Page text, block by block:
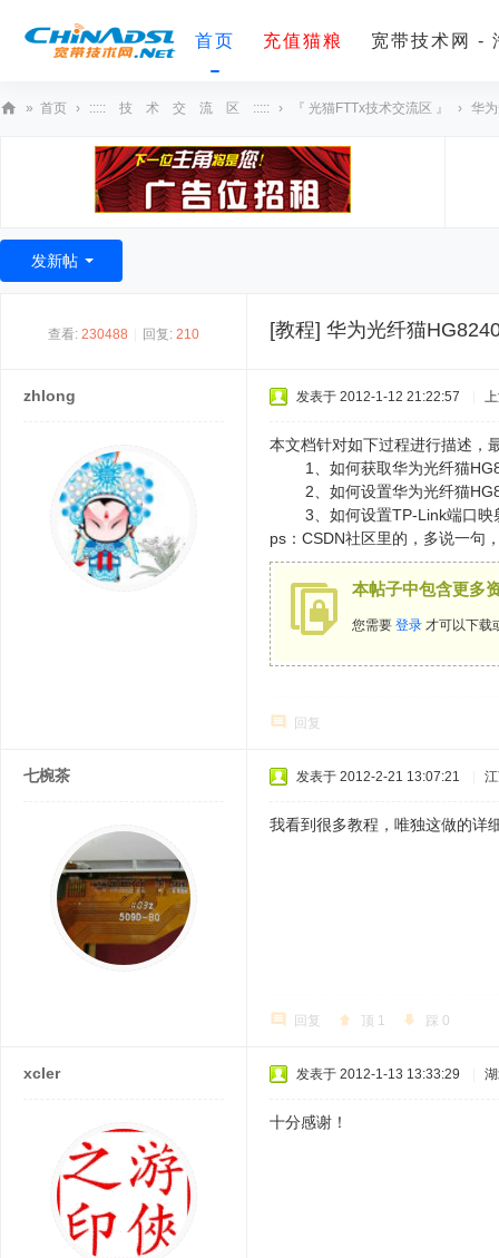
首页 充值猫粮 宽带技术网 -
术
» 首页 › ::::: 技 术 交 流 区 ::::: › 『 光猫FTTx技术交流区 』 › 华
发新帖
查看: 230488 回复: 210 [教程] 华为光纤猫
zhlong 发表于 2012-1-12 21:22:57
本文档针对如下过程进行描述
1、如何获取华为光纤猫
2、如何设置华为光纤猫
3、如何设置TP-Link端口映射
ps：CSDN社区里的，多说一句
本帖子中包含更多
您需要 登录 才可以下载
回复
七椀茶 发表于 2012-2-21 13:07:21
我看到很多教程，唯独这做的详
回复 顶 1 踩 0
xcler 发表于 2012-1-13 13:33:29
十分感谢！